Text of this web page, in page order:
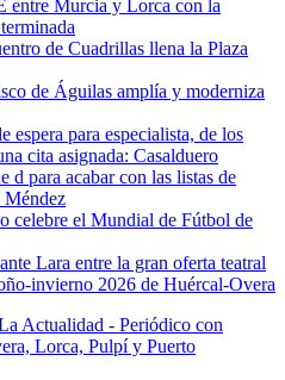
entre Murcia y Lorca con la
de Cuadrillas llena la Plaza
de Águilas amplía y moderniza
espera para especialista, de los
cita asignada: Casalduero
d para acabar con las listas de
Méndez
celebre el Mundial de Fútbol de
Lara entre la gran oferta teatral
invierno 2026 de Huércal-Overa
Actualidad - Periódico con
Lorca, Pulpí y Puerto